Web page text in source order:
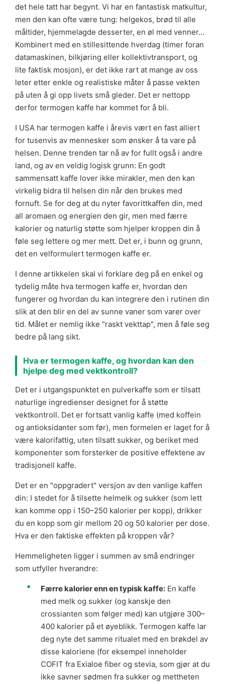
det hele tatt har begynt. Vi har en fantastisk matkultur,
men den kan ofte være tung: helgekos, brød til alle
måltider, hjemmelagde desserter, en øl med venner…
Kombinert med en stillesittende hverdag (timer foran
datamaskinen, bilkjøring eller kollektivtransport, og
lite faktisk mosjon), er det ikke rart at mange av oss
leter etter enkle og realistiske måter å passe vekten
på uten å gi opp livets små gleder. Det er nettopp
derfor termogen kaffe har kommet for å bli.
I USA har termogen kaffe i årevis vært en fast alliert
for tusenvis av mennesker som ønsker å ta vare på
helsen. Denne trenden tar nå av for fullt også i andre
land, og av en veldig logisk grunn: En godt
sammensatt kaffe lover ikke mirakler, men den kan
virkelig bidra til helsen din når den brukes med
fornuft. Se for deg at du nyter favorittkaffen din, med
all aromaen og energien den gir, men med færre
kalorier og naturlig støtte som hjelper kroppen din å
føle seg lettere og mer mett. Det er, i bunn og grunn,
det en velformulert termogen kaffe er.
I denne artikkelen skal vi forklare deg på en enkel og
tydelig måte hva termogen kaffe er, hvordan den
fungerer og hvordan du kan integrere den i rutinen din
slik at den blir en del av sunne vaner som varer over
tid. Målet er nemlig ikke "raskt vekttap", men å føle seg
bedre på lang sikt.
Hva er termogen kaffe, og hvordan kan den
hjelpe deg med vektkontroll?
Det er i utgangspunktet en pulverkaffe som er tilsatt
naturlige ingredienser designet for å støtte
vektkontroll. Det er fortsatt vanlig kaffe (med koffein
og antioksidanter som før), men formelen er laget for å
være kalorifattig, uten tilsatt sukker, og beriket med
komponenter som forsterker de positive effektene av
tradisjonell kaffe.
Det er en "oppgradert" versjon av den vanlige kaffen
din: I stedet for å tilsette helmelk og sukker (som lett
kan komme opp i 150–250 kalorier per kopp), drikker
du en kopp som gir mellom 20 og 50 kalorier per dose.
Hva er den faktiske effekten på kroppen vår?
Hemmeligheten ligger i summen av små endringer
som utfyller hverandre:
Færre kalorier enn en typisk kaffe:En kaffe
med melk og sukker (og kanskje den
crossianten som følger med) kan utgjøre 300–
400 kalorier på et øyeblikk. Termogen kaffe lar
deg nyte det samme ritualet med en brøkdel av
disse kaloriene (for eksempel inneholder
COFIT fra Exialoe fiber og stevia, som gjør at du
ikke savner sødmen fra sukker og mettheten